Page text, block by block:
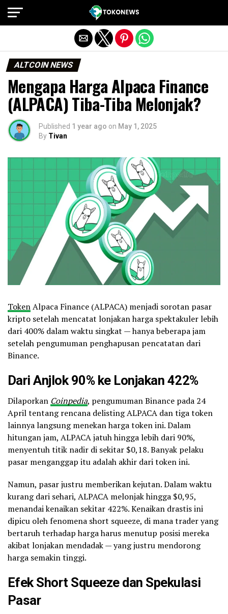
ALTCOIN NEWS
Mengapa Harga Alpaca Finance
(ALPACA) Tiba-Tiba Melonjak?
Published 1 year ago on May 1, 2025
By Tivan
TokenAlpaca Finance (ALPACA) menjadi sorotan pasar
kripto setelah mencatat lonjakan harga spektakuler lebih
dari 400% dalam waktu singkat — hanya beberapa jam
setelah pengumuman penghapusan pencatatan dari
Binance.
Dari Anjlok 90% ke Lonjakan 422%
Dilaporkan Coinpedia, pengumuman Binance pada 24
April tentang rencana delisting ALPACA dan tiga token
lainnya langsung menekan harga token ini. Dalam
hitungan jam, ALPACA jatuh hingga lebih dari 90%,
menyentuh titik nadir di sekitar $0,18. Banyak pelaku
pasar menganggap itu adalah akhir dari token ini.
Namun, pasar justru memberikan kejutan. Dalam waktu
kurang dari sehari, ALPACA melonjak hingga $0,95,
menandai kenaikan sekitar 422%. Kenaikan drastis ini
dipicu oleh fenomena short squeeze, di mana trader yang
bertaruh terhadap harga harus menutup posisi mereka
akibat lonjakan mendadak — yang justru mendorong
harga semakin tinggi.
Efek Short Squeeze dan Spekulasi
Pasar
Exit mobile version